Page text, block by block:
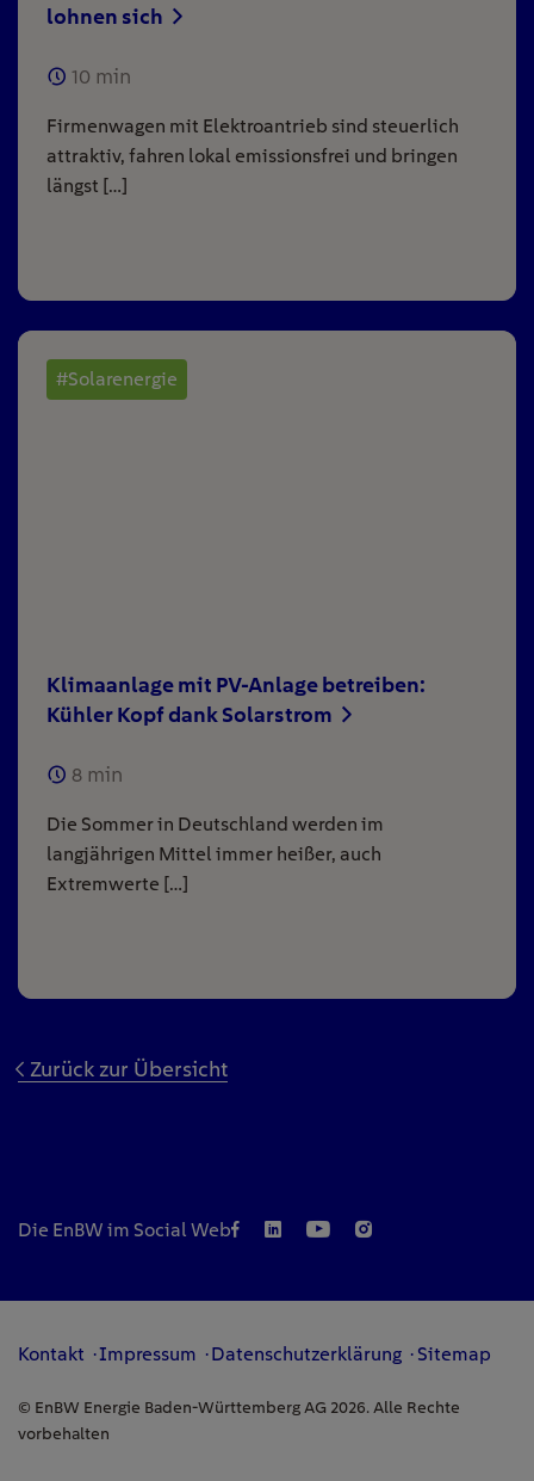
lohnen sich
10 min
Firmenwagen mit Elektroantrieb sind steuerlich
attraktiv, fahren lokal emissionsfrei und bringen
längst […]
#Solarenergie
Klimaanlage mit PV-Anlage betreiben:
Kühler Kopf dank Solarstrom
8 min
Die Sommer in Deutschland werden im
langjährigen Mittel immer heißer, auch
Extremwerte […]
Zurück zur Übersicht
Die EnBW im Social Web
Kontakt Impressum Datenschutzerklärung Sitemap
© EnBW Energie Baden-Württemberg AG 2026. Alle Rechte
vorbehalten